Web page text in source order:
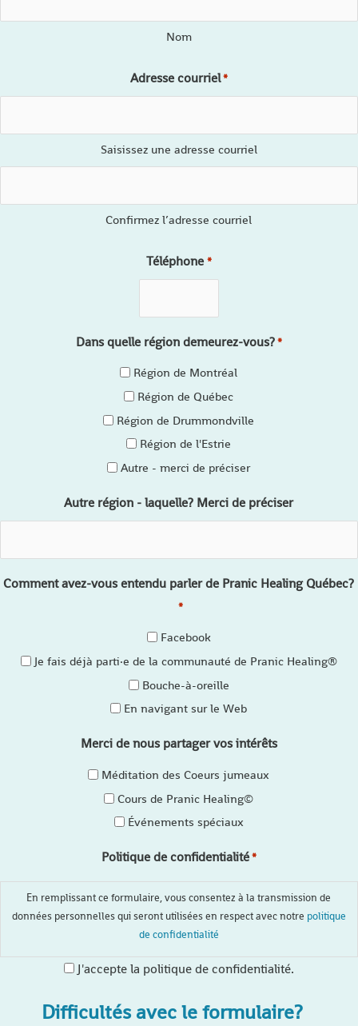
Nom
Adresse courriel*
Saisissez une adresse courriel
Confirmez l’adresse courriel
Téléphone *
Dans quelle région demeurez-vous?*
Région de Montréal
Région de Québec
Région de Drummondville
Région de l'Estrie
Autre - merci de préciser
Autre région - laquelle? Merci de préciser
Comment avez-vous entendu parler de Pranic Healing Québec?
*
Facebook
Je fais déjà parti·e de la communauté de Pranic Healing®
Bouche-à-oreille
En navigant sur le Web
Merci de nous partager vos intérêts
Méditation des Coeurs jumeaux
Cours de Pranic Healing©
Événements spéciaux
Politique de confidentialité*
En remplissant ce formulaire, vous consentez à la transmission de
données personnelles qui seront utilisées en respect avec notre politique
de confidentialité
J'accepte la politique de confidentialité.
Difficultés avec le formulaire?